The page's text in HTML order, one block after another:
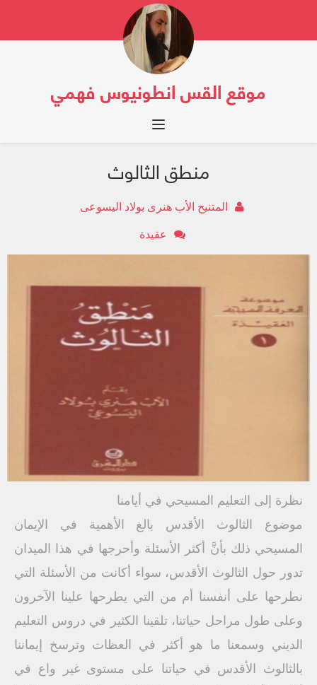
موقع القس انطونيوس فهمي
Toggle navigation
منطق الثالوث
المتنيح الأب هنرى بولاد اليسوعى
عقيدة
نظرة إلى التعليم المسيحي في أيامنا
موضوع الثالوث الأقدس بالغ الأهمية في الإيمان
المسيحي ذلك بأنَّ أكثر الأسئلة وأحرجها في هذا الميدان
تدور حول الثالوث الأقدس، سواء أكانت من الأسئلة التي
نطرحها على أنفسنا أم من التي يطرحها علينا الآخرون
وعلى طول مراحل حياتنا، تلقينا الكثير في دروس التعليم
الديني وسمعنا ما هو أكثر في العظات وترسخ إيماننا
بالثالوث الأقدس في حياتنا على مستوى غير واع في